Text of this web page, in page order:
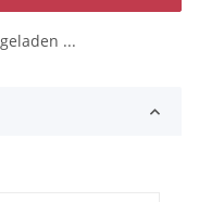
...